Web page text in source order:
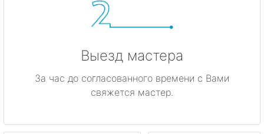
Выезд мастера
За час до согласованного времени с Вами
свяжется мастер.